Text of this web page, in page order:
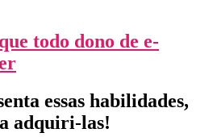
todo dono de e-
essas habilidades,
adquiri-las!